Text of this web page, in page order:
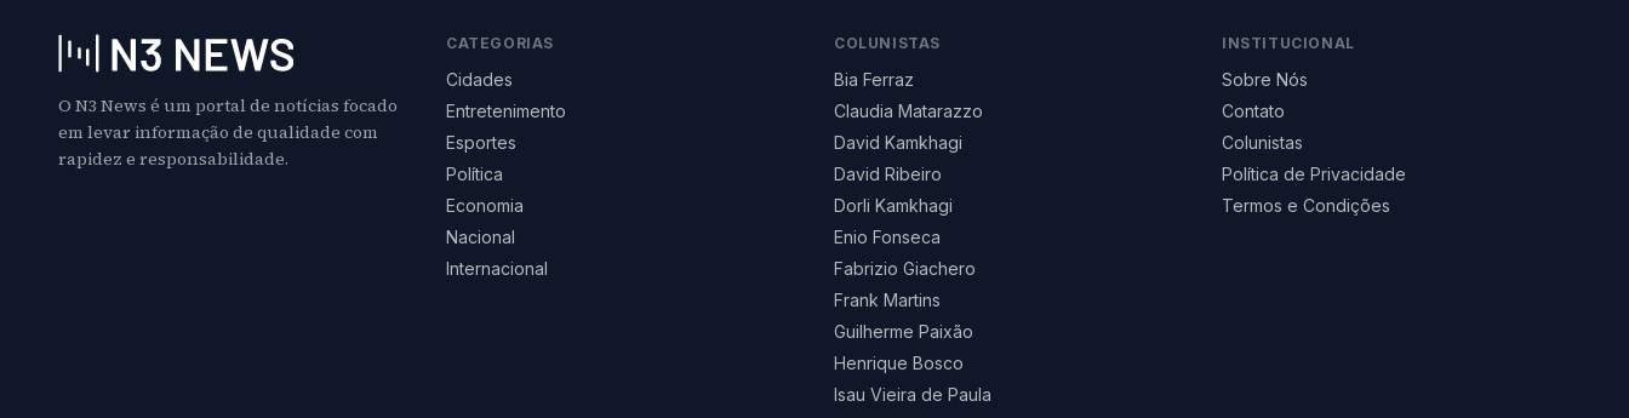
O N3 News é um portal de notícias focado
em levar informação de qualidade com
rapidez e responsabilidade.
CATEGORIAS
Cidades
Entretenimento
Esportes
Política
Economia
Nacional
Internacional
COLUNISTAS
Bia Ferraz
Claudia Matarazzo
David Kamkhagi
David Ribeiro
Dorli Kamkhagi
Enio Fonseca
Fabrizio Giachero
Frank Martins
Guilherme Paixão
Henrique Bosco
Isau Vieira de Paula
INSTITUCIONAL
Sobre Nós
Contato
Colunistas
Política de Privacidade
Termos e Condições